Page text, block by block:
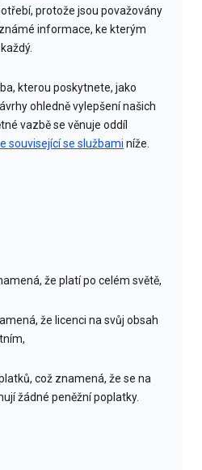
protože jsou považovány
informace, ke kterým
kterou poskytnete, jako
ohledně vylepšení našich
vazbě se věnuje oddíl
související se službami níže.
že platí po celém světě,
že licenci na svůj obsah
což znamená, že se na
žádné peněžní poplatky.